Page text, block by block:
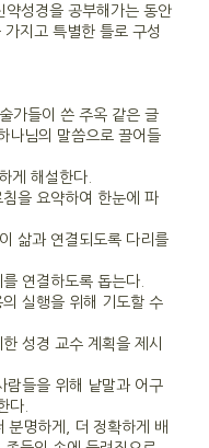
약성경을 공부해가는 동안
지고 특별한 틀로 구성
가들이 쓴 주옥 같은 글
나님의 말씀으로 끌어들
게 해설한다.
을 요약하여 한눈에 파
삶과 연결되도록 다리를
연결하도록 돕는다.
실행을 위해 기도할 수
성경 교수 계획을 제시
들을 위해 낱말과 어구
다.
분명하게, 더 정확하게 배